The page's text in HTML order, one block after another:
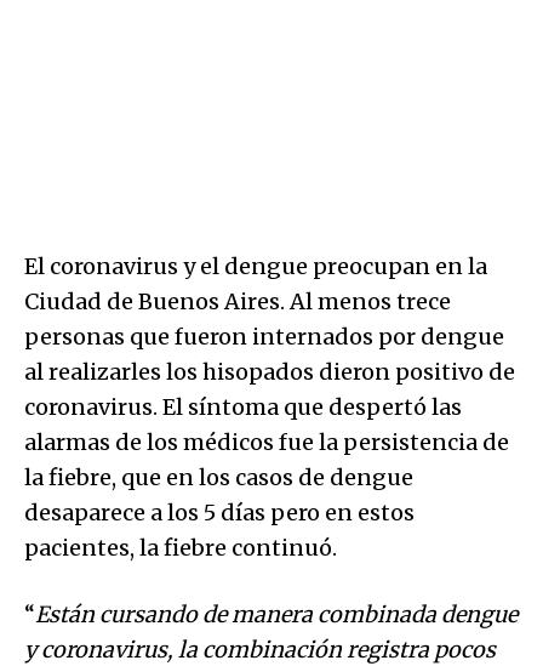
El coronavirus y el dengue preocupan en la
Ciudad de Buenos Aires. Al menos trece
personas que fueron internados por dengue
al realizarles los hisopados dieron positivo de
coronavirus. El síntoma que despertó las
alarmas de los médicos fue la persistencia de
la fiebre, que en los casos de dengue
desaparece a los 5 días pero en estos
pacientes, la fiebre continuó.
“Están cursando de manera combinada dengue
y coronavirus, la combinación registra pocos